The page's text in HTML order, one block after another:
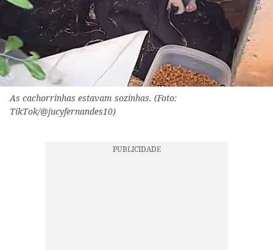
As cachorrinhas estavam sozinhas. (Foto:
TikTok/@jucyfernandes10)